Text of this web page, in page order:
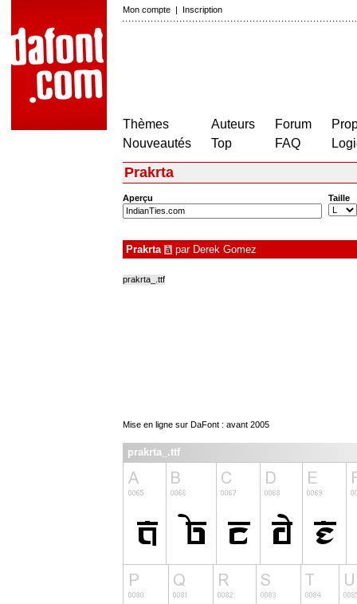
Mon compte | Inscription
Thèmes
Nouveautés
Auteurs
Top
Forum
FAQ
Prakrta
Aperçu Taille
Prakrta à par Derek Gomez
prakrta_.ttf
Mise en ligne sur DaFont : avant 2005
prakrta_.ttf